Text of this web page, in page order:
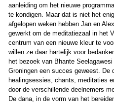
aanleiding om het nieuwe
te kondigen. Maar dat is niet het
afgelopen weken hebben Jan en
gewerkt om de meditatiezaal in het
centrum van een nieuwe kleur te
willen ze daar hartelijk voor
het bezoek van Bhante
Groningen een succes geweest. De
healingsessies, chants, meditaties
door de verschillende deelnemers
De dana, in de vorm van het